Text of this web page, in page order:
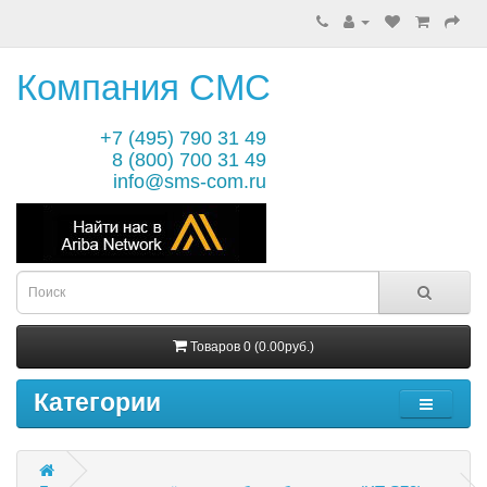
Компания СМС
+7 (495) 790 31 49
8 (800) 700 31 49
info@sms-com.ru
Товаров 0 (0.00руб.)
Категории